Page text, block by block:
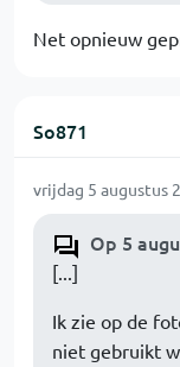
Net opnieuw
So871
vrijdag 5 augustus
Op 5
[...]
Ik zie op de
niet gebruikt